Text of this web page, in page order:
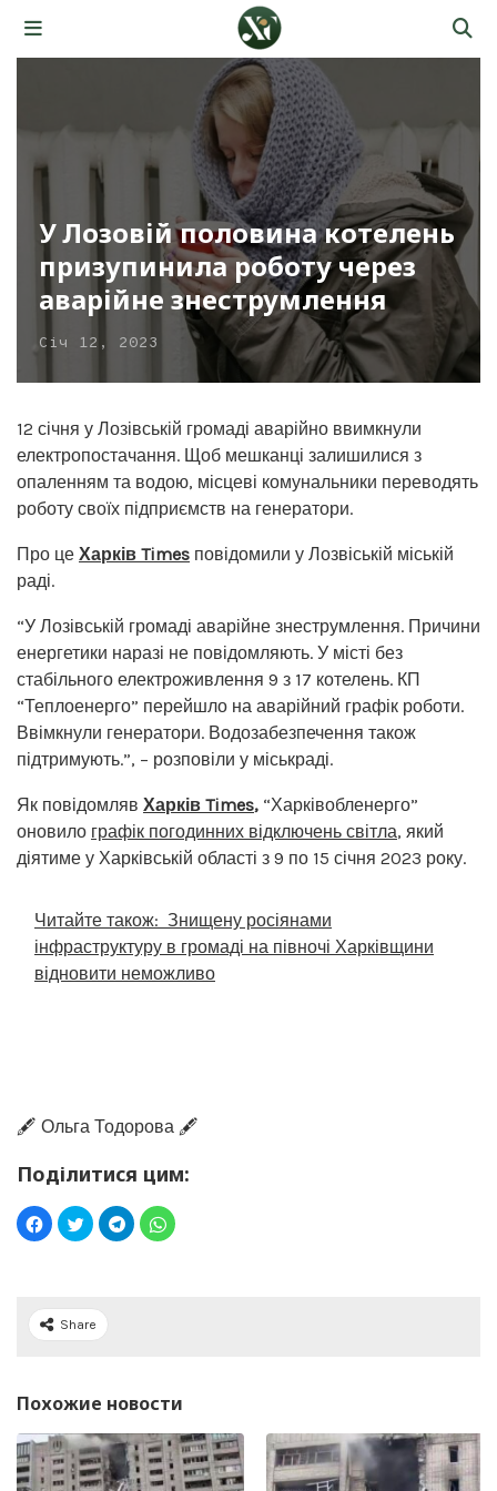
У Лозовій половина котелень
призупинила роботу через
аварійне знеструмлення
Січ 12, 2023
12 січня у Лозівській громаді аварійно ввимкнули
електропостачання. Щоб мешканці залишилися з
опаленням та водою, місцеві комунальники переводять
роботу своїх підприємств на генератори.
Про це Харків Times повідомили у Лозвіській міській
раді.
“У Лозівській громаді аварійне знеструмлення. Причини
енергетики наразі не повідомляють. У місті без
стабільного електроживлення 9 з 17 котелень. КП
“Теплоенерго” перейшло на аварійний графік роботи.
Ввімкнули генератори. Водозабезпечення також
підтримують.”, – розповіли у міськраді.
Як повідомляв Харків Times, “Харківобленерго”
оновило графік погодинних відключень світла, який
діятиме у Харківській області з 9 по 15 січня 2023 року.
Читайте також: Знищену росіянами
інфраструктуру в громаді на півночі Харківщини
відновити неможливо
🖋️ Ольга Тодорова 🖋️
Поділитися цим:
Share
Похожие новости